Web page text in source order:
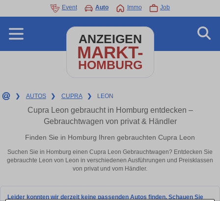
Event Auto Immo Job
ANZEIGEN
MARKT-
HOMBURG
❯ AUTOS ❯ CUPRA ❯ LEON
Cupra Leon gebraucht in Homburg entdecken –
Gebrauchtwagen von privat & Händler
Finden Sie in Homburg Ihren gebrauchten Cupra Leon
Suchen Sie in Homburg einen Cupra Leon Gebrauchtwagen? Entdecken Sie
gebrauchte Leon von Leon in verschiedenen Ausführungen und Preisklassen
von privat und vom Händler.
Leider konnten wir derzeit keine passenden Autos finden. Schauen Sie